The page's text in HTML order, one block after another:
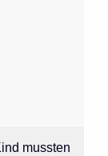
mussten